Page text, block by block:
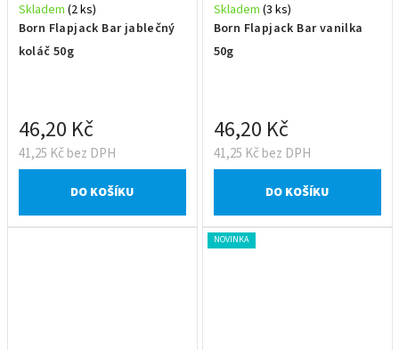
Born Flapjack Bar jablečný
koláč 50g
Skladem (2 ks)
41,25 Kč bez DPH
46,20 Kč
DO KOŠÍKU
Born Flapjack Bar vanilka
50g
Skladem (3 ks)
41,25 Kč bez DPH
46,20 Kč
DO KOŠÍKU
NOVINKA